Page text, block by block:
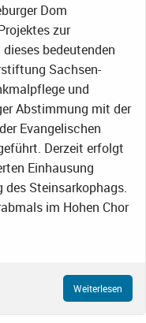
Dom
zur
bedeutenden
Sachsen-
und
Abstimmung mit der
Evangelischen
Derzeit erfolgt
Einhausung
des Steinsarkophags.
im Hohen Chor
Weiterlesen